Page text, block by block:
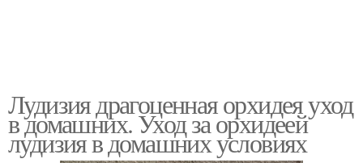
Лудизия драгоценная орхидея уход
в домашних. Уход за орхидеей
лудизия в домашних условиях